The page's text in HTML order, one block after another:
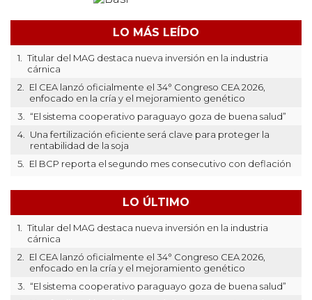
LO MÁS LEÍDO
1.
Titular del MAG destaca nueva inversión en la industria
cárnica
2.
El CEA lanzó oficialmente el 34° Congreso CEA 2026,
enfocado en la cría y el mejoramiento genético
3.
“El sistema cooperativo paraguayo goza de buena salud”
4.
Una fertilización eficiente será clave para proteger la
rentabilidad de la soja
5.
El BCP reporta el segundo mes consecutivo con deflación
LO ÚLTIMO
1.
Titular del MAG destaca nueva inversión en la industria
cárnica
2.
El CEA lanzó oficialmente el 34° Congreso CEA 2026,
enfocado en la cría y el mejoramiento genético
3.
“El sistema cooperativo paraguayo goza de buena salud”